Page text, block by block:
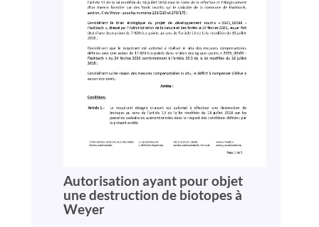
Autorisation ayant pour objet
une destruction de biotopes à
Weyer